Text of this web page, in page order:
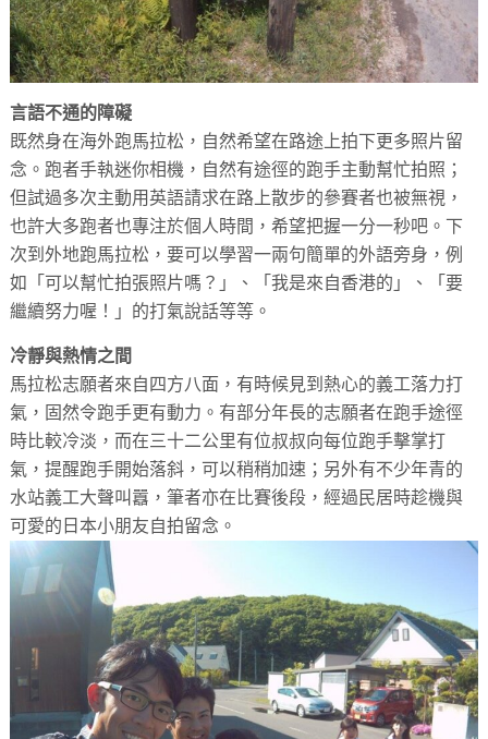
言語不通的障礙
既然身在海外跑馬拉松，自然希望在路途上拍下更多照片留
念。跑者手執迷你相機，自然有途徑的跑手主動幫忙拍照；
但試過多次主動用英語請求在路上散步的參賽者也被無視，
也許大多跑者也專注於個人時間，希望把握一分一秒吧。下
次到外地跑馬拉松，要可以學習一兩句簡單的外語旁身，例
如「可以幫忙拍張照片嗎？」、「我是來自香港的」、「要
繼續努力喔！」的打氣說話等等。
冷靜與熱情之間
馬拉松志願者來自四方八面，有時候見到熱心的義工落力打
氣，固然令跑手更有動力。有部分年長的志願者在跑手途徑
時比較冷淡，而在三十二公里有位叔叔向每位跑手擊掌打
氣，提醒跑手開始落斜，可以稍稍加速；另外有不少年青的
水站義工大聲叫囂，筆者亦在比賽後段，經過民居時趁機與
可愛的日本小朋友自拍留念。